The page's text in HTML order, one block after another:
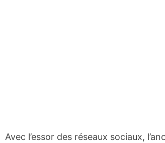
Avec l’essor des réseaux sociaux,